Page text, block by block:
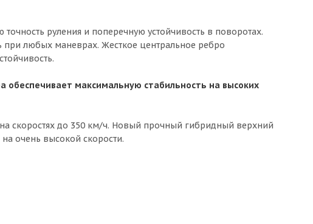
руления и поперечную устойчивость в поворотах.
при любых маневрах. Жесткое центральное ребро
максимальную стабильность на высоких
скоростях до 350 км/ч. Новый прочный гибридный верхний
очень высокой скорости.